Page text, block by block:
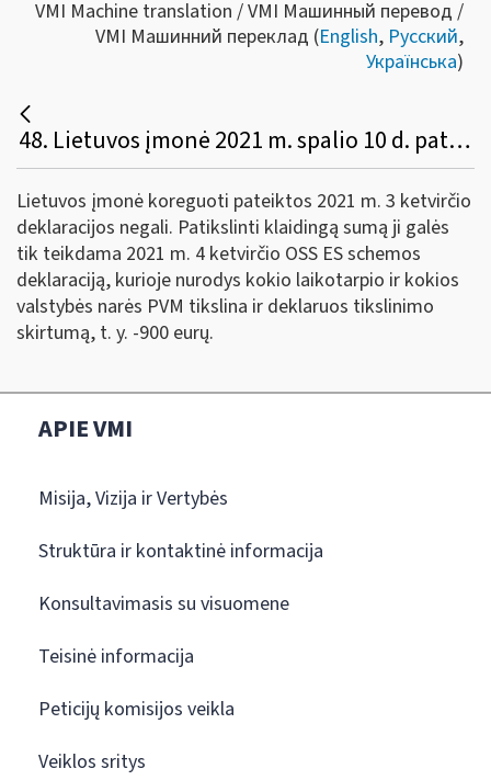
VMI Machine translation / VMI Машинный перевод /
VMI Машинний переклад (English, Русский,
Українська)
48. Lietuvos įmonė 2021 m. spalio 10 d. pateikė OSS ES schemos 2021 m. 3 ketvirčio deklaraciją. 2021 m. spalio 15 d. Lietuvos įmonė pastebėjo, jog deklaracijoje padarė klaidą, vietoje 100 eurų, nurodydama 1000 eurų. Kaip ir kada Lietuvos įmonė gali patikslinti deklaraciją?
Lietuvos įmonė koreguoti pateiktos 2021 m. 3 ketvirčio
deklaracijos negali. Patikslinti klaidingą sumą ji galės
tik teikdama 2021 m. 4 ketvirčio OSS ES schemos
deklaraciją, kurioje nurodys kokio laikotarpio ir kokios
valstybės narės PVM tikslina ir deklaruos tikslinimo
skirtumą, t. y. -900 eurų.
APIE VMI
Misija, Vizija ir Vertybės
Struktūra ir kontaktinė informacija
Konsultavimasis su visuomene
Teisinė informacija
Peticijų komisijos veikla
Veiklos sritys